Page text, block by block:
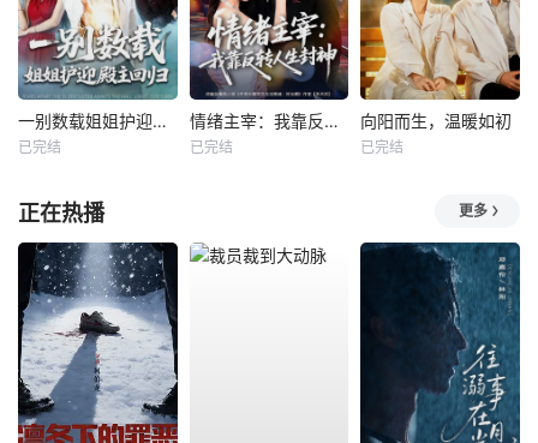
一别数载姐姐护迎殿主回归
已完结
情绪主宰：我靠反转人生封神
已完结
向阳而生，温暖如初
已完结
正在热播 更多